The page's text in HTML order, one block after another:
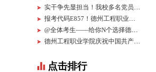
实干争先显担当！我校多名党员、基层党组织获市级表彰！
报考代码E857！德州工程职业学院志愿填报指南
@全体考生——给你N个选择德州工程职业学院的理由
德州工程职业学院庆祝中国共产党成立105周年MV《旗帜》上线！用歌声唱响百年信仰！
点击排行